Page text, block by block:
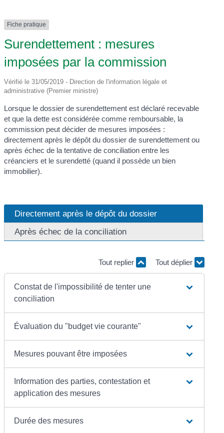
Fiche pratique
Surendettement : mesures
imposées par la commission
Vérifié le 31/05/2019 - Direction de l'information légale et
administrative (Premier ministre)
Lorsque le dossier de surendettement est déclaré recevable
et que la dette est considérée comme remboursable, la
commission peut décider de mesures imposées :
directement après le dépôt du dossier de surendettement ou
après échec de la tentative de conciliation entre les
créanciers et le surendetté (quand il possède un bien
immobilier).
Directement après le dépôt du dossier
Après échec de la conciliation
Tout replier Tout déplier
Constat de l'impossibilité de tenter une
conciliation
Évaluation du "budget vie courante"
Mesures pouvant être imposées
Information des parties, contestation et
application des mesures
Durée des mesures